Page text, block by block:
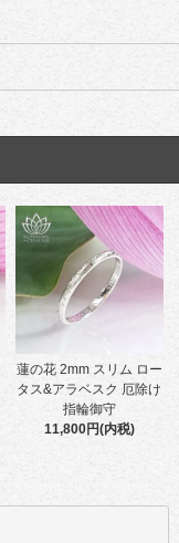
蓮の花 2mm スリム ロー
タス&アラベスク 厄除け
指輪御守
11,800円(内税)